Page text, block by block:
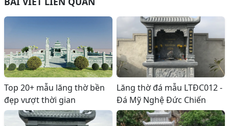
Top 20+ mẫu lăng thờ bền
đẹp vượt thời gian
Lăng thờ đá mẫu LTĐC012 -
Đá Mỹ Nghệ Đức Chiến